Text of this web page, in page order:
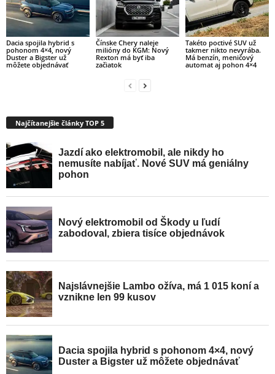
Dacia spojila hybrid s
pohonom 4×4, nový
Duster a Bigster už
môžete objednávať
Čínske Chery naleje
milióny do KGM: Nový
Rexton má byť iba
začiatok
Takéto poctivé SUV už
takmer nikto nevyrába.
Má benzín, meničový
automat aj pohon 4×4
Najčítanejšie články TOP 5